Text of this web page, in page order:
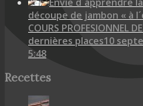
découpe de jambon « à
COURS PROFESIONNEL
dernières places10
5:48
Recettes